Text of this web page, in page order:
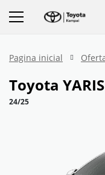
Pagina inicial
Toyota
24/25